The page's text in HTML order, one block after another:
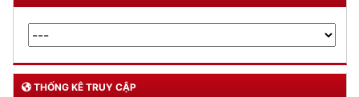
THỐNG KÊ TRUY CẬP